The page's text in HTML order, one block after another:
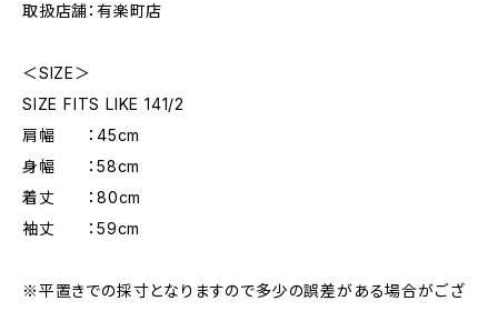
取扱店舗：有楽町店
＜SIZE＞
SIZE FITS LIKE 141/2
肩幅 ：45cm
身幅 ：58cm
着丈 ：80cm
袖丈 ：59cm
※平置きでの採寸となりますので多少の誤差がある場合がござ